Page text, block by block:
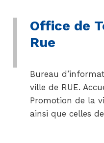
Office de
Rue
Bureau
ville de RUE.
Promotion de la
ainsi que celles